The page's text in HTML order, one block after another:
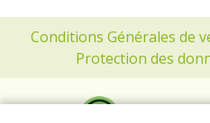
Conditions Générales de
Protection des